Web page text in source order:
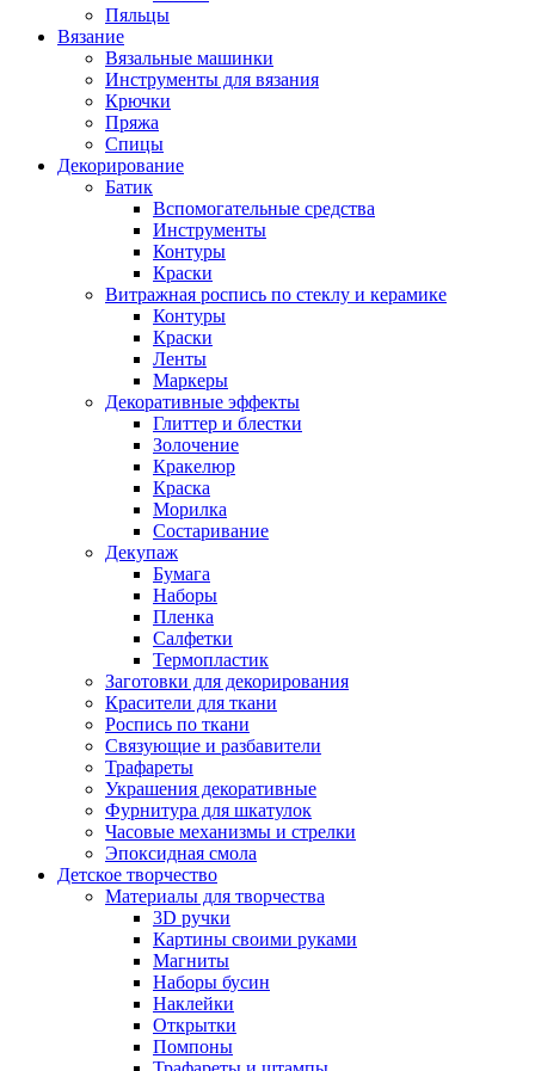
Пяльцы
Вязание
Вязальные машинки
Инструменты для вязания
Крючки
Пряжа
Спицы
Декорирование
Батик
Вспомогательные средства
Инструменты
Контуры
Краски
Витражная роспись по стеклу и керамике
Контуры
Краски
Ленты
Маркеры
Декоративные эффекты
Глиттер и блестки
Золочение
Кракелюр
Краска
Морилка
Состаривание
Декупаж
Бумага
Наборы
Пленка
Салфетки
Термопластик
Заготовки для декорирования
Красители для ткани
Роспись по ткани
Связующие и разбавители
Трафареты
Украшения декоративные
Фурнитура для шкатулок
Часовые механизмы и стрелки
Эпоксидная смола
Детское творчество
Материалы для творчества
3D ручки
Картины своими руками
Магниты
Наборы бусин
Наклейки
Открытки
Помпоны